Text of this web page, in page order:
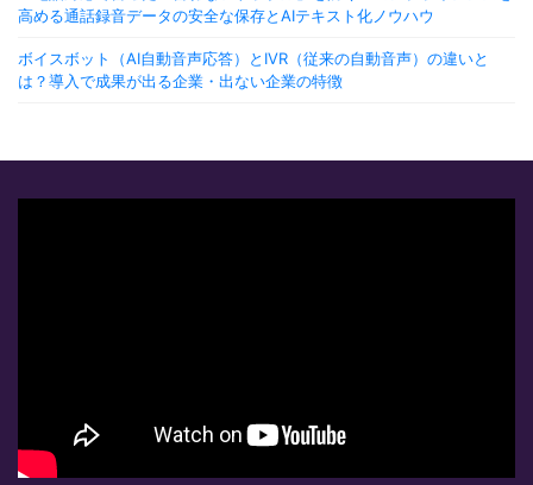
高める通話録音データの安全な保存とAIテキスト化ノウハウ
ボイスボット（AI自動音声応答）とIVR（従来の自動音声）の違いと
は？導入で成果が出る企業・出ない企業の特徴